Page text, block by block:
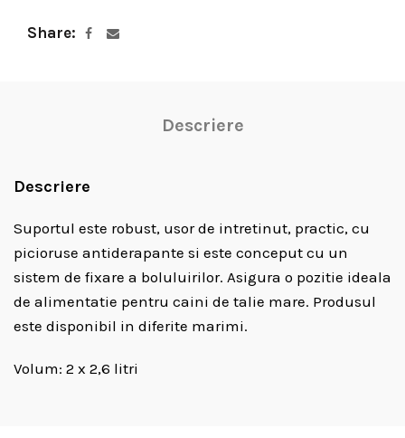
Share
Descriere
Descriere
Suportul este robust, usor de intretinut, practic, cu
picioruse antiderapante si este conceput cu un
sistem de fixare a boluluirilor. Asigura o pozitie ideala
de alimentatie pentru caini de talie mare. Produsul
este disponibil in diferite marimi.
Volum: 2 x 2,6 litri